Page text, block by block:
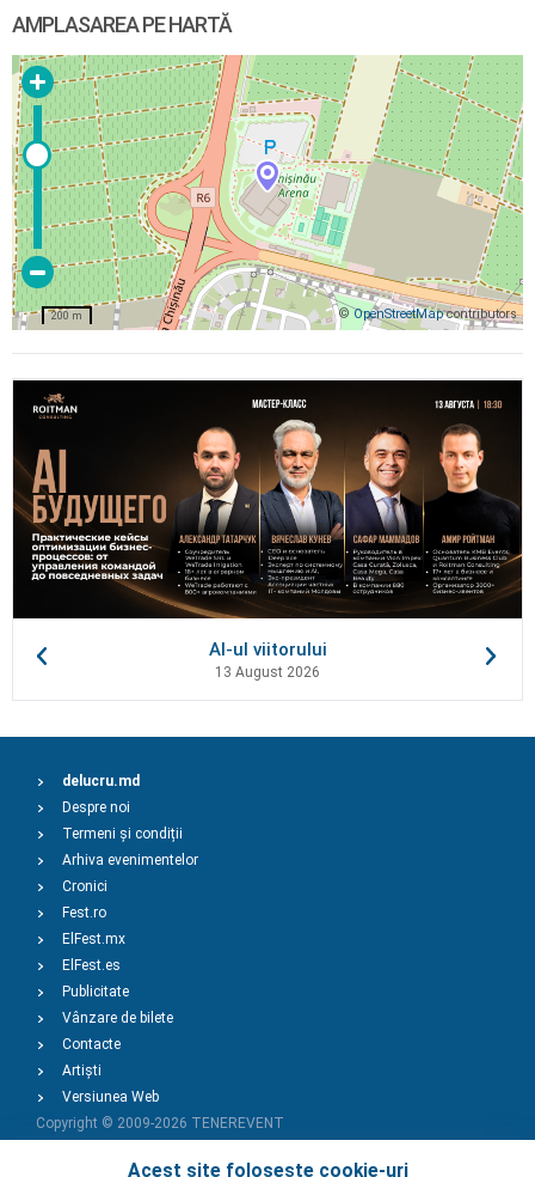
AMPLASAREA PE HARTĂ
©OpenStreetMapcontributors
200 m
AI-ul viitorului
13 August 2026
Acest site folosește cookie-uri
delucru.md
Despre noi
Termeni și condiții
Arhiva evenimentelor
Cronici
Fest.ro
ElFest.mx
ElFest.es
Publicitate
Vânzare de bilete
Contacte
Artiști
Versiunea Web
Copyright © 2009-2026 TENEREVENT